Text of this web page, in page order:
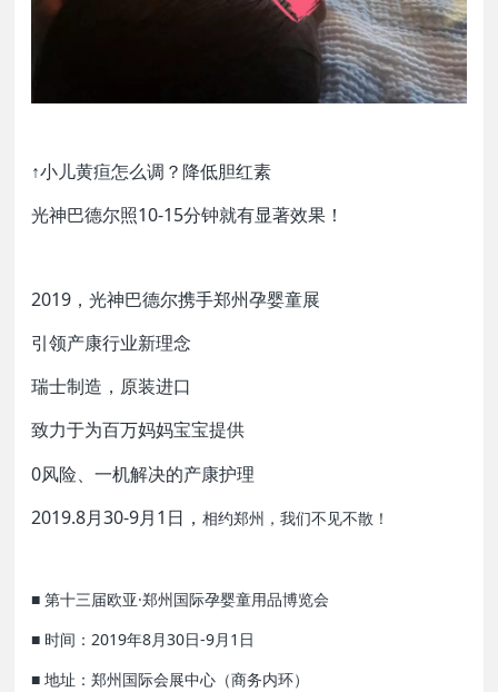
↑小儿黄疸怎么调？降低胆红素
光神巴德尔照10-15分钟就有显著效果！
2019，光神巴德尔携手郑州孕婴童展
引领产康行业新理念
瑞士制造，原装进口
致力于为百万妈妈宝宝提供
0风险、一机解决的产康护理
2019.8月30-9月1日，相约郑州，我们不见不散！
■ 第十三届欧亚·郑州国际孕婴童用品博览会
■ 时间：2019年8月30日-9月1日
■ 地址：郑州国际会展中心（商务内环）